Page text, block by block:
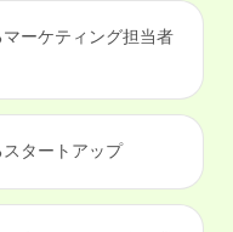
ーケティング担当者
タートアップ